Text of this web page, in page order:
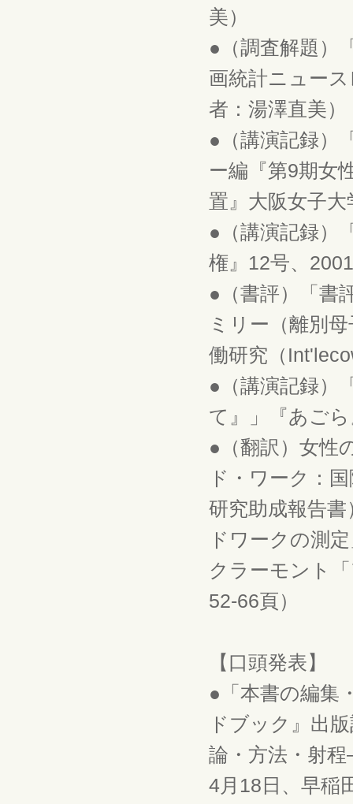
美）
●（調査解題）
画統計ニュー
者：湯澤直美）
●（講演記録）
ー編『第9期女
置』大阪女子
●（講演記録）
権』12号、
●（書評）「書
ミリー（離別
働研究（
●（講演記録）
て』」『あご
●（翻訳）女性
ド・ワーク：
研究助成報告
ドワークの測
クラーモント
52-66頁）
【口頭発表】
●「本書の編集
ドブック』出
論・方法・射
4月18日、早稲